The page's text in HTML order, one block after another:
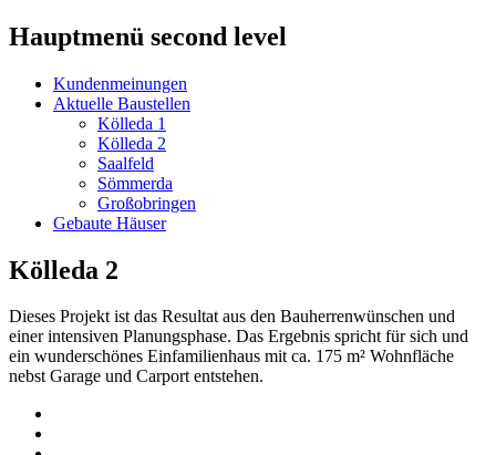
Hauptmenü second level
Kundenmeinungen
Aktuelle Baustellen
Kölleda 1
Kölleda 2
Saalfeld
Sömmerda
Großobringen
Gebaute Häuser
Kölleda 2
Dieses Projekt ist das Resultat aus den Bauherrenwünschen und
einer intensiven Planungsphase. Das Ergebnis spricht für sich und
ein wunderschönes Einfamilienhaus mit ca. 175 m² Wohnfläche
nebst Garage und Carport entstehen.